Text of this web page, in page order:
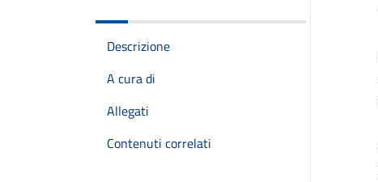
Descrizione
A cura di
Allegati
Contenuti correlati